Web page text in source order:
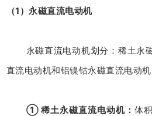
（1）永磁直流电动机
永磁直流电动机划分：稀土永
直流电动机和铝镍钴永磁直流电动机
① 稀土永磁直流电动机：体